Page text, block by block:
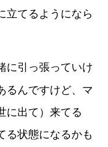
立てるようになら
引っ張っていけ
るんですけど、マ
に出て）来てる
る状態になるかも